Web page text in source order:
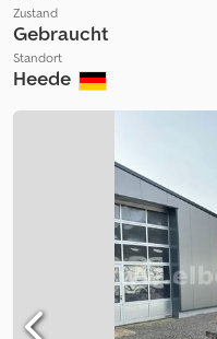
Zustand
Gebraucht
Standort
Heede